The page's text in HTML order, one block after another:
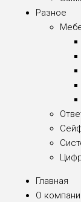
Разное
Главная
О